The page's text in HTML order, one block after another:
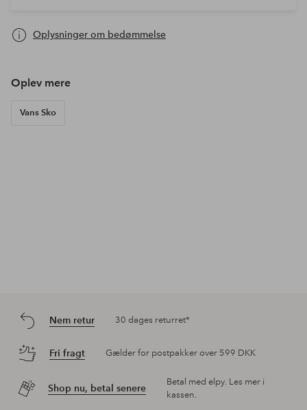
Oplysninger om bedømmelse
Oplev mere
Vans Sko
Nem retur 30 dages returret*
Fri fragt Gælder for postpakker over 599 DKK
Shop nu, betal senere
Betal med elpy. Les mer i
kassen.